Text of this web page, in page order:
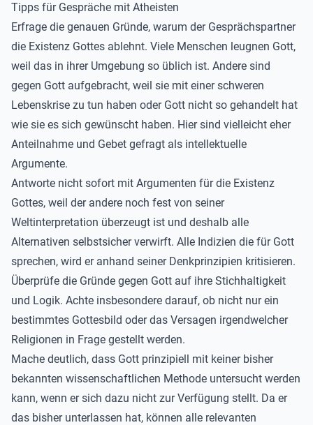
Tipps für Gespräche mit Atheisten
Erfrage die genauen Gründe, warum der Gesprächspartner
die Existenz Gottes ablehnt. Viele Menschen leugnen Gott,
weil das in ihrer Umgebung so üblich ist. Andere sind
gegen Gott aufgebracht, weil sie mit einer schweren
Lebenskrise zu tun haben oder Gott nicht so gehandelt hat
wie sie es sich gewünscht haben. Hier sind vielleicht eher
Anteilnahme und Gebet gefragt als intellektuelle
Argumente.
Antworte nicht sofort mit Argumenten für die Existenz
Gottes, weil der andere noch fest von seiner
Weltinterpretation überzeugt ist und deshalb alle
Alternativen selbstsicher verwirft. Alle Indizien die für Gott
sprechen, wird er anhand seiner Denkprinzipien kritisieren.
Überprüfe die Gründe gegen Gott auf ihre Stichhaltigkeit
und Logik. Achte insbesondere darauf, ob nicht nur ein
bestimmtes Gottesbild oder das Versagen irgendwelcher
Religionen in Frage gestellt werden.
Mache deutlich, dass Gott prinzipiell mit keiner bisher
bekannten wissenschaftlichen Methode untersucht werden
kann, wenn er sich dazu nicht zur Verfügung stellt. Da er
das bisher unterlassen hat, können alle relevanten